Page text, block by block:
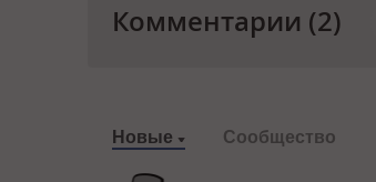
Комментарии (2)
Новые Сообщество